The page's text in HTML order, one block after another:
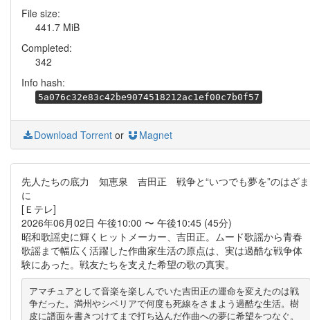
File size:
441.7 MiB
Completed:
342
Info hash:
5a076c32e83c42be9074518212ac1ef00c7b0f57
Download Torrent or Magnet
先人たちの底力 知恵泉 吉田正 戦争と“いつでも夢を”のはざま
に
[Ｅテレ]
2026年06月02日 午後10:00 〜 午後10:45 (45分)
昭和歌謡史に輝くヒットメーカー、吉田正。ムード歌謡から青春
歌謡まで幅広く活躍した作曲家生活の原点は、実は過酷な戦争体
験にあった。戦友たちを支えた希望の歌の真実。
アマチュアとして音楽を楽しんでいた吉田正の運命を変えたのは戦
争だった。満州やシベリアで何度も死線をさまよう過酷な生活。樹
皮に譜面を書きつけてまで打ち込んだ作曲への夢に希望をつなぐ。